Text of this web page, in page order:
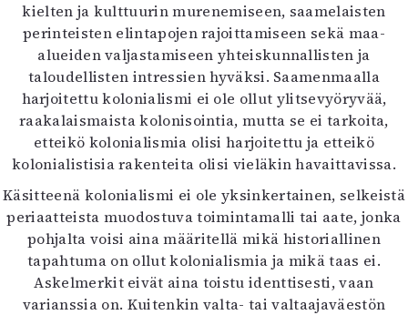
kielten ja kulttuurin murenemiseen, saamelaisten
perinteisten elintapojen rajoittamiseen sekä maa-
alueiden valjastamiseen yhteiskunnallisten ja
taloudellisten intressien hyväksi. Saamenmaalla
harjoitettu kolonialismi ei ole ollut ylitsevyöryvää,
raakalaismaista kolonisointia, mutta se ei tarkoita,
etteikö kolonialismia olisi harjoitettu ja etteikö
kolonialistisia rakenteita olisi vieläkin havaittavissa.
Käsitteenä kolonialismi ei ole yksinkertainen, selkeistä
periaatteista muodostuva toimintamalli tai aate, jonka
pohjalta voisi aina määritellä mikä historiallinen
tapahtuma on ollut kolonialismia ja mikä taas ei.
Askelmerkit eivät aina toistu identtisesti, vaan
varianssia on. Kuitenkin valta- tai valtaajaväestön